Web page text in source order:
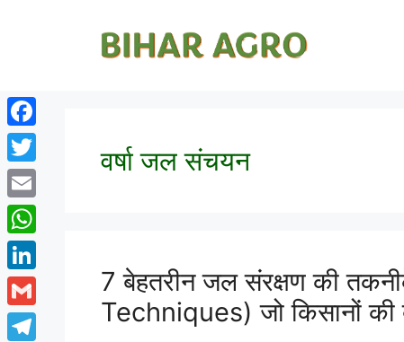
वर्षा जल संचयन
7 बेहतरीन जल संरक्षण की
Techniques) जो किसानों
Facebook
Twitter
Email
WhatsApp
LinkedIn
Gmail